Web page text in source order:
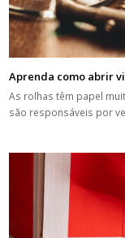
Aprenda como abrir
As rolhas têm papel
são responsáveis por